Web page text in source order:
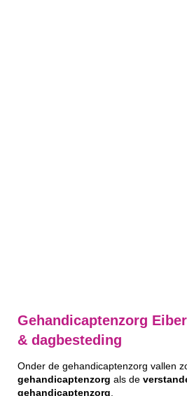
Gehandicaptenzorg
& dagbesteding
Onder de gehandicaptenzorg vallen
gehandicaptenzorg als de
gehandicaptenzorg